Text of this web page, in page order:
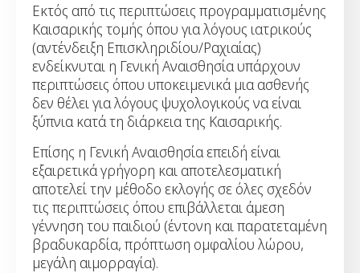
Εκτός από τις περιπτώσεις προγραμματισμένης
Καισαρικής τομής όπου για λόγους ιατρικούς
(αντένδειξη Επισκληριδίου/Ραχιαίας)
ενδείκνυται η Γενική Αναισθησία υπάρχουν
περιπτώσεις όπου υποκειμενικά μια ασθενής
δεν θέλει για λόγους ψυχολογικούς να είναι
ξύπνια κατά τη διάρκεια της Καισαρικής.
Επίσης η Γενική Αναισθησία επειδή είναι
εξαιρετικά γρήγορη και αποτελεσματική
αποτελεί την μέθοδο εκλογής σε όλες σχεδόν
τις περιπτώσεις όπου επιβάλλεται άμεση
γέννηση του παιδιού (έντονη και παρατεταμένη
βραδυκαρδία, πρόπτωση ομφαλίου λώρου,
μεγάλη αιμορραγία).